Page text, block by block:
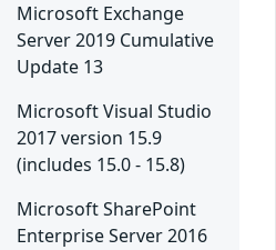
Microsoft Exchange
Server 2019 Cumulative
Update 13
Microsoft Visual Studio
2017 version 15.9
(includes 15.0 - 15.8)
Microsoft SharePoint
Enterprise Server 2016